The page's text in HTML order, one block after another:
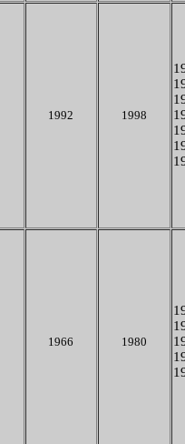
1992 1998
1966 1980